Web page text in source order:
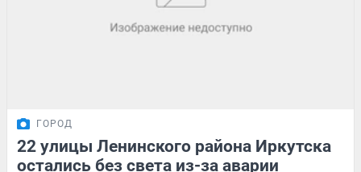
ГОРОД
22 улицы Ленинского района Иркутска
остались без света из-за аварии